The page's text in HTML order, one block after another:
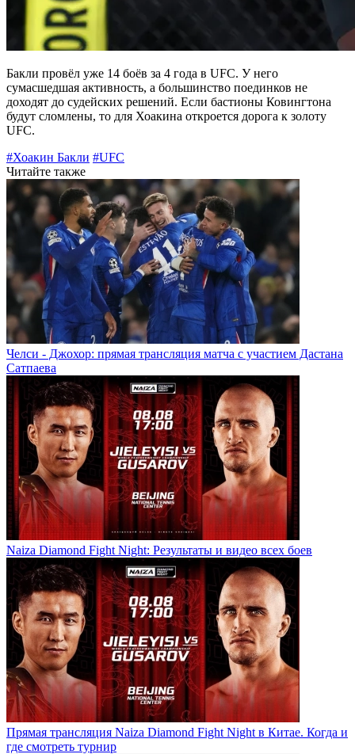
Бакли провёл уже 14 боёв за 4 года в UFC. У него
сумасшедшая активность, а большинство поединков не
доходят до судейских решений. Если бастионы Ковингтона
будут сломлены, то для Хоакина откроется дорога к золоту
UFC.
#Хоакин Бакли #UFC
Читайте также
Челси - Джохор: прямая трансляция матча с участием Дастана
Сатпаева
Naiza Diamond Fight Night: Результаты и видео всех боев
Прямая трансляция Naiza Diamond Fight Night в Китае. Когда и
где смотреть турнир